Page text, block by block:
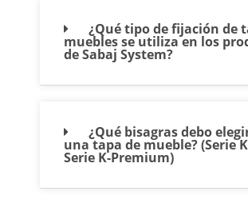
¿Qué tipo de fijación de
muebles se utiliza en los
de Sabaj System?
¿Qué bisagras debo
una tapa de mueble? (Serie
Serie K-Premium)